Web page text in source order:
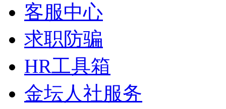
客服中心
求职防骗
HR工具箱
金坛人社服务